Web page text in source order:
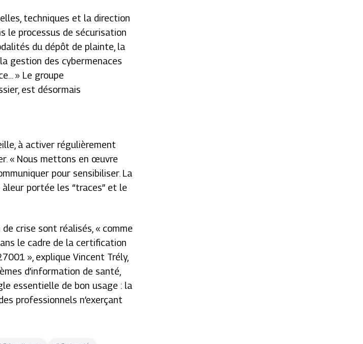
techniques et la direction
le processus de sécurisation
du dépôt de plainte, la
gestion des cybermenaces
» Le groupe
est désormais
à activer régulièrement
« Nous mettons en œuvre
pour sensibiliser. La
portée les “traces” et le
crise sont réalisés, « comme
le cadre de la certification
», explique Vincent Trély,
d’information de santé,
essentielle de bon usage : la
professionnels n’exerçant